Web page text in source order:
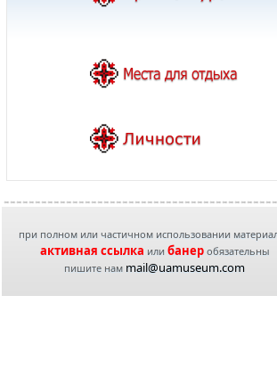
при полном или частичном использовании
активная ссылка или банеробязательны
пишите нам mail@uamuseum.com